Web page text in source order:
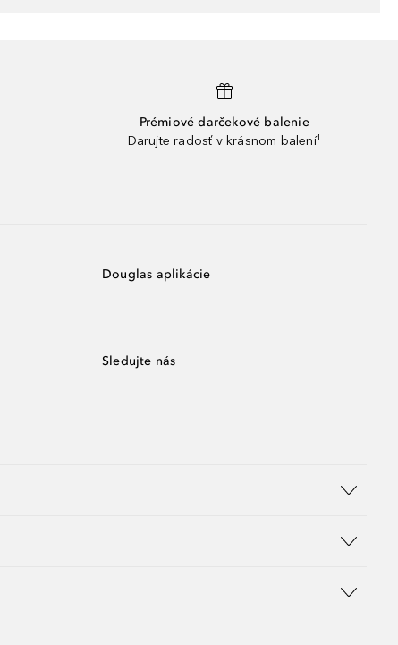
Prémiové darčekové balenie
Darujte radosť v krásnom balení¹
Douglas aplikácie
Sledujte nás